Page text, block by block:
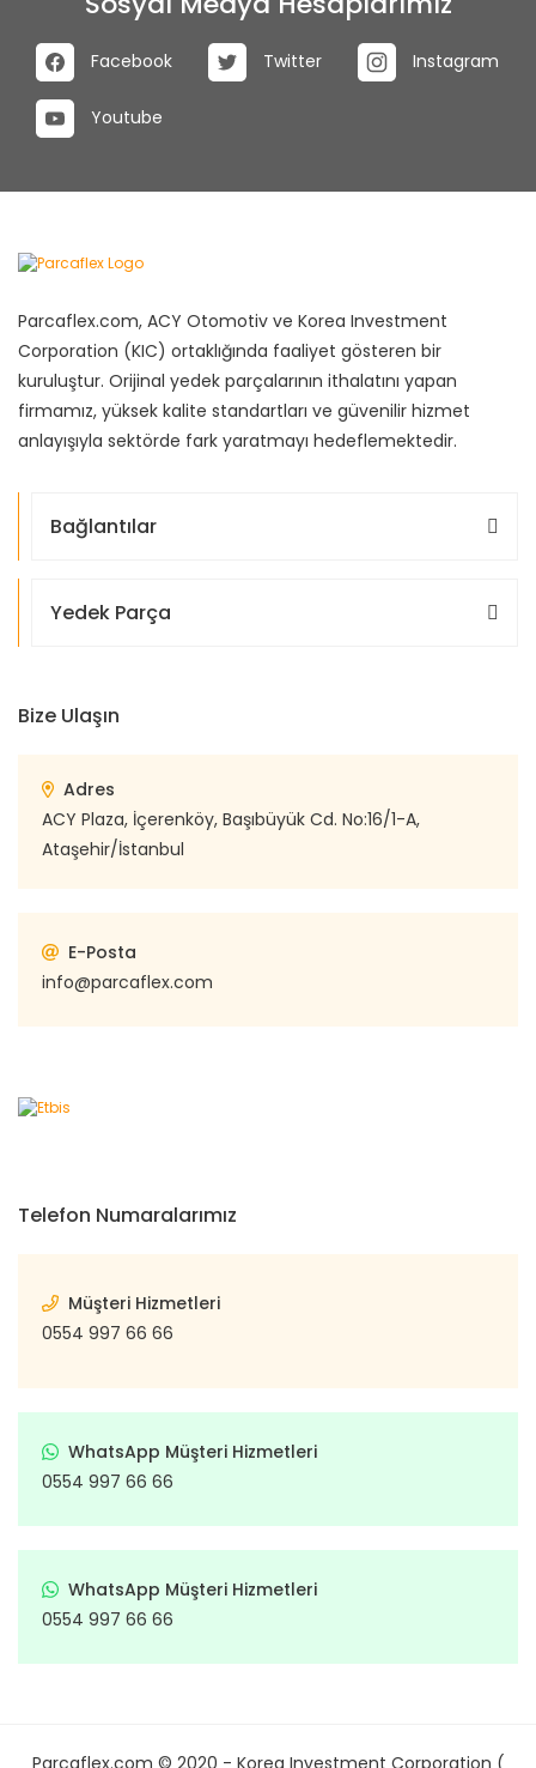
Facebook Twitter Instagram
Youtube
Parcaflex.com, ACY Otomotiv ve Korea Investment
Corporation (KIC) ortaklığında faaliyet gösteren bir
kuruluştur. Orijinal yedek parçalarının ithalatını yapan
firmamız, yüksek kalite standartları ve güvenilir hizmet
anlayışıyla sektörde fark yaratmayı hedeflemektedir.
Bağlantılar
Yedek Parça
Bize Ulaşın
Adres
ACY Plaza, İçerenköy, Başıbüyük Cd. No:16/1-A,
Ataşehir/İstanbul
E-Posta
info@parcaflex.com
Telefon Numaralarımız
Müşteri Hizmetleri
0554 997 66 66
WhatsApp Müşteri Hizmetleri
0554 997 66 66
WhatsApp Müşteri Hizmetleri
0554 997 66 66
Parcaflex.com © 2020 - Korea Investment Corporation (